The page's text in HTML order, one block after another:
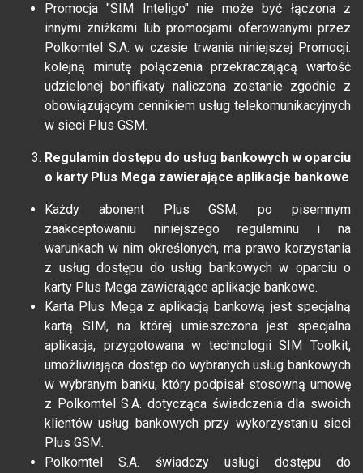
Promocja "SIM Inteligo" nie może być łączona z
innymi zniżkami lub promocjami oferowanymi przez
Polkomtel S.A. w czasie trwania niniejszej Promocji.
kolejną minutę połączenia przekraczającą wartość
udzielonej bonifikaty naliczona zostanie zgodnie z
obowiązującym cennikiem usług telekomunikacyjnych
w sieci Plus GSM.
Regulamin dostępu do usług bankowych w oparciu
o karty Plus Mega zawierające aplikacje bankowe
Każdy abonent Plus GSM, po pisemnym
zaakceptowaniu niniejszego regulaminu i na
warunkach w nim określonych, ma prawo korzystania
z usług dostępu do usług bankowych w oparciu o
karty Plus Mega zawierające aplikacje bankowe.
Karta Plus Mega z aplikacją bankową jest specjalną
kartą SIM, na której umieszczona jest specjalna
aplikacja, przygotowana w technologii SIM Toolkit,
umożliwiająca dostęp do wybranych usług bankowych
w wybranym banku, który podpisał stosowną umowę
z Polkomtel S.A. dotycząca świadczenia dla swoich
klientów usług bankowych przy wykorzystaniu sieci
Plus GSM.
Polkomtel S.A. świadczy usługi dostępu do